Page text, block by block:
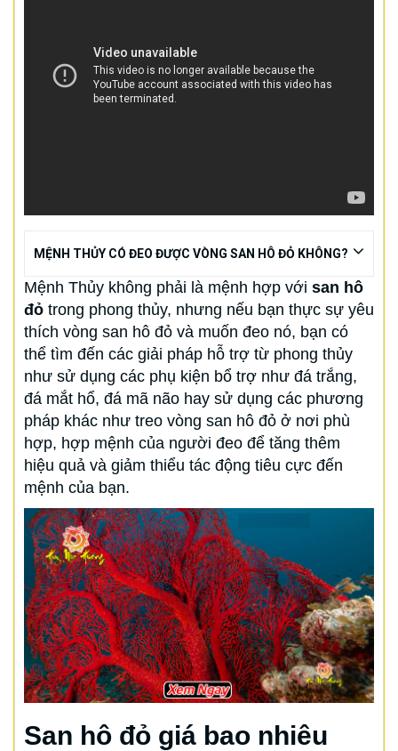
MỆNH THỦY CÓ ĐEO ĐƯỢC VÒNG SAN HÔ ĐỎ KHÔNG?
Mệnh Thủy không phải là mệnh hợp với san hô
đỏ trong phong thủy, nhưng nếu bạn thực sự yêu
thích vòng san hô đỏ và muốn đeo nó, bạn có
thể tìm đến các giải pháp hỗ trợ từ phong thủy
như sử dụng các phụ kiện bổ trợ như đá trắng,
đá mắt hổ, đá mã não hay sử dụng các phương
pháp khác như treo vòng san hô đỏ ở nơi phù
hợp, hợp mệnh của người đeo để tăng thêm
hiệu quả và giảm thiểu tác động tiêu cực đến
mệnh của bạn.
San hô đỏ giá bao nhiêu